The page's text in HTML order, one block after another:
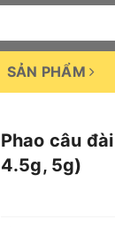
SẢN PHẨM
Phao câu
4.5g, 5g)